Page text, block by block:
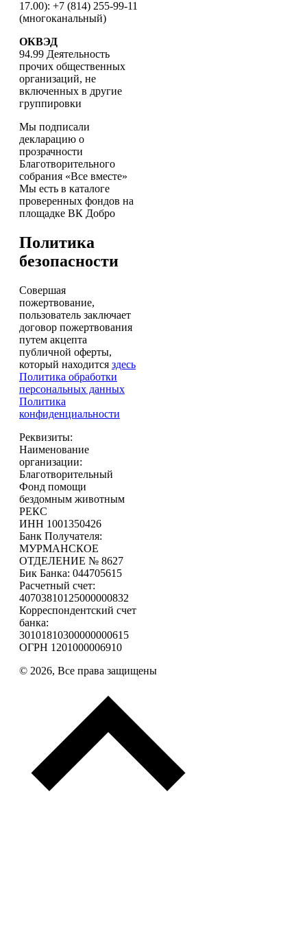
17.00): +7 (814) 255-99-11
(многоканальный)
ОКВЭД
94.99 Деятельность
прочих общественных
организаций, не
включенных в другие
группировки
Мы подписали
декларацию о
прозрачности
Благотворительного
собрания «Все вместе»
Мы есть в каталоге
проверенных фондов на
площадке ВК Добро
Политика
безопасности
Совершая
пожертвование,
пользователь заключает
договор пожертвования
путем акцепта
публичной оферты,
который находится здесь
Политика обработки
персональных данных
Политика
конфиденциальности
Реквизиты:
Наименование
организации:
Благотворительный
Фонд помощи
бездомным животным
РЕКС
ИНН 1001350426
Банк Получателя:
МУРМАНСКОЕ
ОТДЕЛЕНИЕ № 8627
Бик Банка: 044705615
Расчетный счет:
40703810125000000832
Корреспондентский счет
банка:
30101810300000000615
ОГРН 1201000006910
© 2026, Все права защищены